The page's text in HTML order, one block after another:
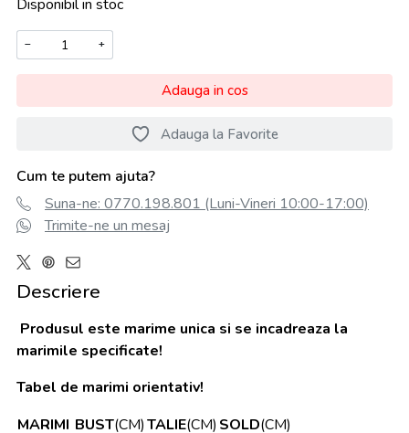
Disponibil in stoc
− +
Adauga in cos
Adauga la Favorite
Cum te putem ajuta?
Suna-ne: 0770.198.801 (Luni-Vineri 10:00-17:00)
Trimite-ne un mesaj
Descriere
Produsul este marime unica si se incadreaza la
marimile specificate!
Tabel de marimi orientativ!
MARIMI BUST(CM)TALIE(CM) SOLD(CM)